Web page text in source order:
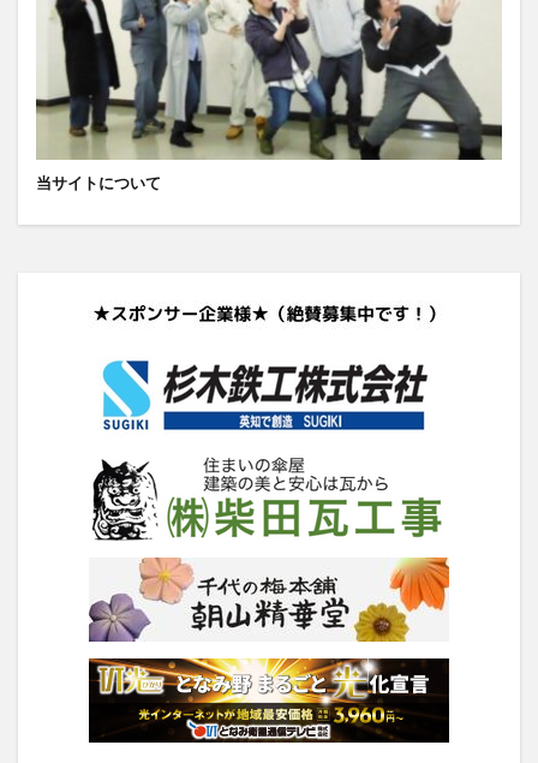
当サイトについて